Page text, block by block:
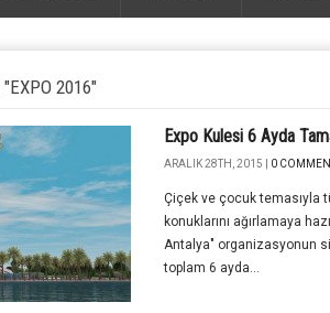
"EXPO 2016"
Expo Kulesi 6 Ayda
ARALIK 28TH, 2015 | 0
Çiçek ve çocuk temasıyla
konuklarını ağırlamaya
Antalya" organizasyonun
toplam 6 ayda...